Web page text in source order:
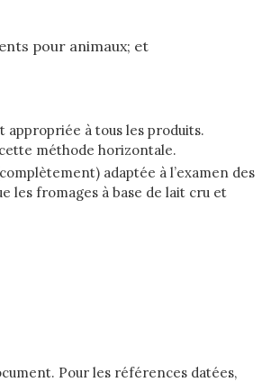
pour animaux; et
à tous les produits.
méthode horizontale.
adaptée à l’examen des
les fromages à base de lait cru et
Pour les références datées,